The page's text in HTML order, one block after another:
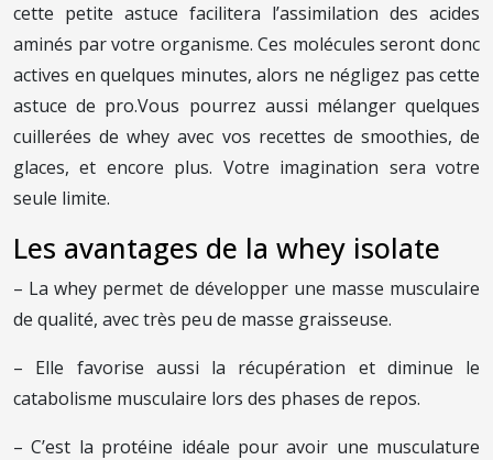
cette petite astuce facilitera l’assimilation des acides
aminés par votre organisme. Ces molécules seront donc
actives en quelques minutes, alors ne négligez pas cette
astuce de pro.Vous pourrez aussi mélanger quelques
cuillerées de whey avec vos recettes de smoothies, de
glaces, et encore plus. Votre imagination sera votre
seule limite.
Les avantages de la whey isolate
– La whey permet de développer une masse musculaire
de qualité, avec très peu de masse graisseuse.
– Elle favorise aussi la récupération et diminue le
catabolisme musculaire lors des phases de repos.
– C’est la protéine idéale pour avoir une musculature